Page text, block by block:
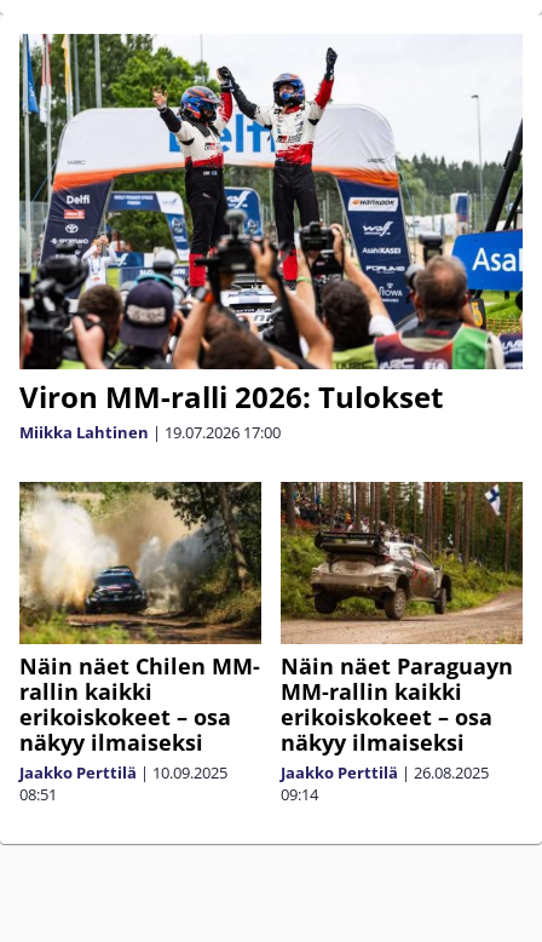
Viron MM-ralli 2026: Tulokset
Miikka Lahtinen | 19.07.2026 17:00
Näin näet Chilen MM-
rallin kaikki
erikoiskokeet – osa
näkyy ilmaiseksi
Jaakko Perttilä | 10.09.2025
08:51
Näin näet Paraguayn
MM-rallin kaikki
erikoiskokeet – osa
näkyy ilmaiseksi
Jaakko Perttilä | 26.08.2025
09:14